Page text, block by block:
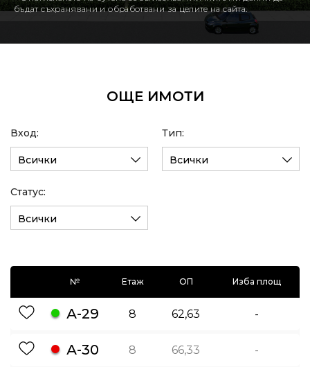
бъдат съхранявани и обработвани за целите на сайта.
ОЩЕ ИМОТИ
Вход:
Всички
Тип:
Всички
Статус:
Всички
№ Етаж ОП Изба площ
А-29 8 62,63 -
А-30 8 66,33 -